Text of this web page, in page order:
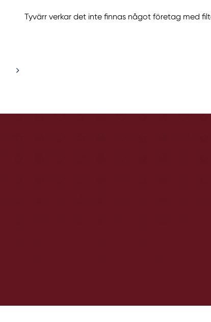
Tyvärr verkar det inte finnas något företag med